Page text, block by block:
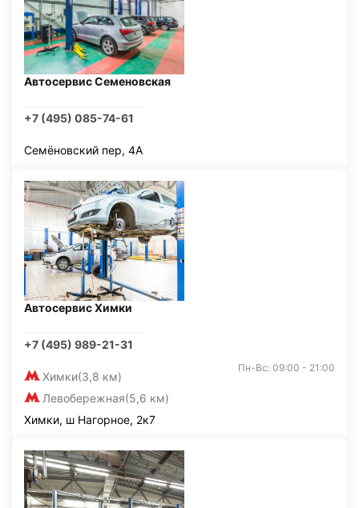
Автосервис Семеновская
+7 (495) 085-74-61
Семёновский пер, 4А
Автосервис Химки
+7 (495) 989-21-31
Химки(3,8 км)
Левобережная(5,6 км)
Пн-Вс: 09:00 - 21:00
Химки, ш Нагорное, 2к7